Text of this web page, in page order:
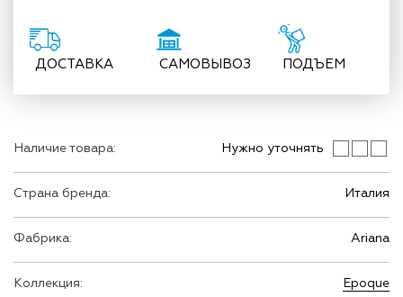
Наличие товара: Нужно уточнять
Страна бренда: Италия
Фабрика: Ariana
Коллекция: Epoque
ДОСТАВКА САМОВЫВОЗ ПОДЪЕМ